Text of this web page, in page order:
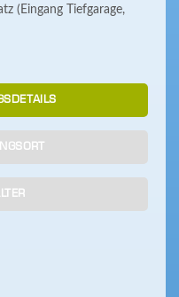
(Eingang Tiefgarage,